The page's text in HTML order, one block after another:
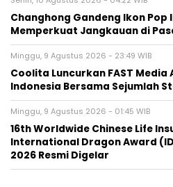
Changhong Gandeng Ikon Pop
Memperkuat Jangkauan di
Minggu, 9 Agustus 2026 - 23:49 WIB
Coolita Luncurkan FAST
Indonesia Bersama Sejumlah
Minggu, 9 Agustus 2026 - 01:45 WIB
16th Worldwide Chinese Life
International Dragon Award
2026 Resmi Digelar